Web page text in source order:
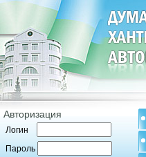
Авторизация
Логин
Пароль